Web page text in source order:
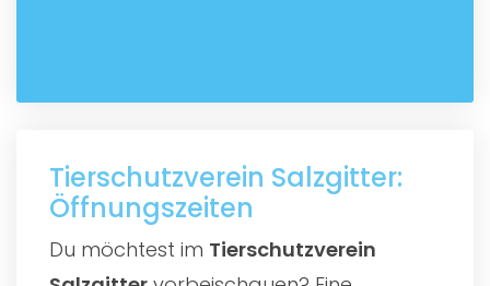
Tierschutzverein Salzgitter:
Öffnungszeiten
Du möchtest im Tierschutzverein